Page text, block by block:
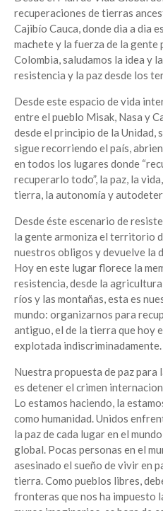
recuperaciones de tierras
Cajibío Cauca, donde dia a dia
machete y la fuerza de la
Colombia, saludamos la idea y
resistencia y la paz desde los
Desde este espacio de vida
entre el pueblo Misak, Nasa y
desde el principio de la Unidad,
sigue recorriendo el país,
en todos los lugares donde
recuperarlo todo”, la paz, la
tierra, la autonomía y
Desde éste escenario de
la gente armoniza el territorio
nuestros obligos y devuelve la
Hoy en este lugar florece la
resistencia, desde la
ríos y las montañas, esta es
mundo: organizarnos para
antiguo, el de la tierra que hoy
explotada indiscriminadamente.
Nuestra propuesta de paz para
es detener el crimen
Lo estamos haciendo, la
como humanidad. Unidos
la paz de cada lugar en el
global. Pocas personas en el
asesinado el sueño de vivir en
tierra. Como pueblos libres,
fronteras que nos ha impuesto